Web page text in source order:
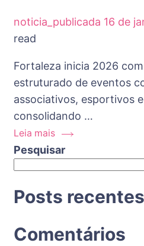
noticia_publicada 16 de
read
Fortaleza inicia 2026
estruturado de eventos
associativos, esportivos
consolidando …
Leia mais
Pesquisar
Posts recentes
Comentários